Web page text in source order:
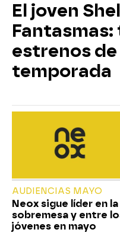
El joven
estrenos
temporada
AUDIENCIAS MAYO
Neox sigue líder en la
sobremesa y entre
jóvenes en mayo